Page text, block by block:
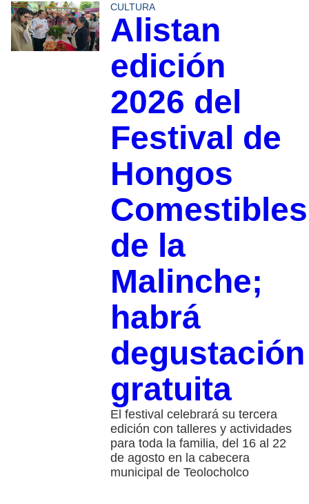
CULTURA
Alistan
edición
2026 del
Festival de
Hongos
Comestibles
de la
Malinche;
habrá
degustación
gratuita
El festival celebrará su tercera
edición con talleres y actividades
para toda la familia, del 16 al 22
de agosto en la cabecera
municipal de Teolocholco